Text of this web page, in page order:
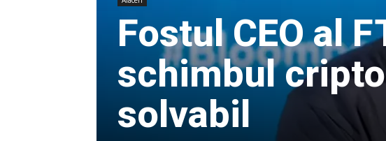
Fostul CEO al
schimbul
solvabil